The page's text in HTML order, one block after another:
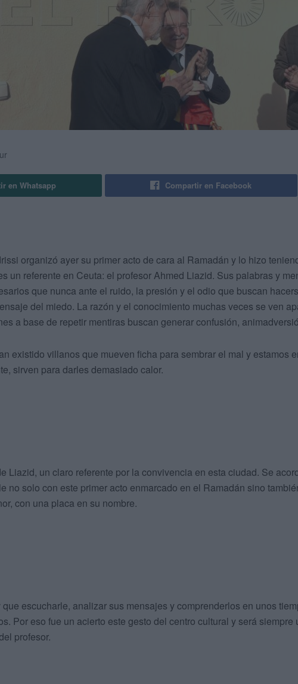
en Whatsapp Compartir en Facebook
organizó ayer su primer acto de cara al Ramadán y lo hizo
un referente en Ceuta: el profesor Ahmed Liazid. Sus palabras y
que nunca ante el ruido, la presión y el odio que buscan
del miedo. La razón y el conocimiento muchas veces se ven
a base de repetir mentiras buscan generar confusión,
existido villanos que mueven ficha para sembrar el mal y estamos
sirven para darles demasiado calor.
Liazid, un claro referente por la convivencia en esta ciudad. Se
no solo con este primer acto enmarcado en el Ramadán sino
con una placa en su nombre.
escucharle, analizar sus mensajes y comprenderlos en unos
Por eso fue un acierto este gesto del centro cultural y será siempre
profesor.